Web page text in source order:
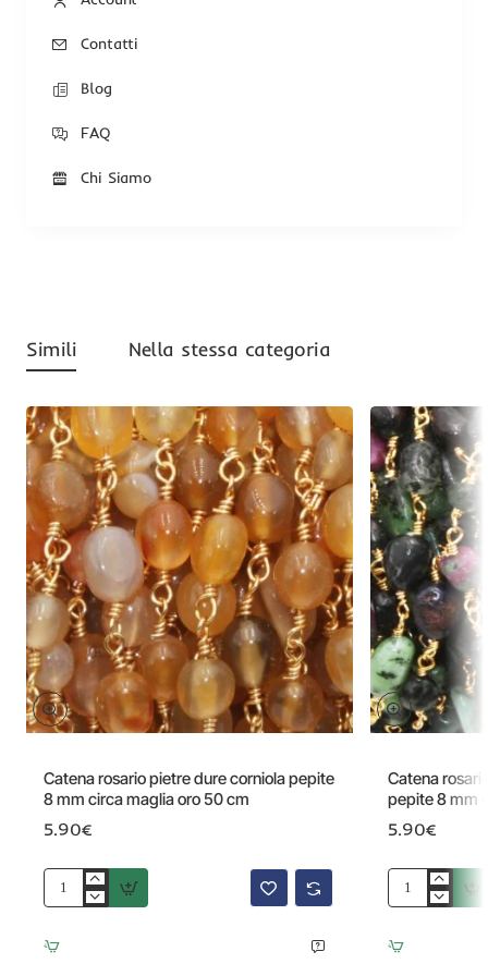
Contatti
Blog
FAQ
Chi Siamo
Simili Nella stessa categoria
Catena rosario pietre dure corniola pepite
8 mm circa maglia oro 50 cm
5.90€
Catena
pietre
dure
Catena
pepite 8 mm
5.90€
Catena
pietre
dure